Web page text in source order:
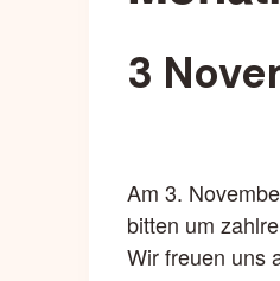
3
Am 3.
bitten um
Wir freuen uns